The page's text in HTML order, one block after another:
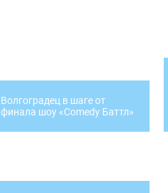
Волгоградец в шаге от
финала шоу «Comedy Баттл»